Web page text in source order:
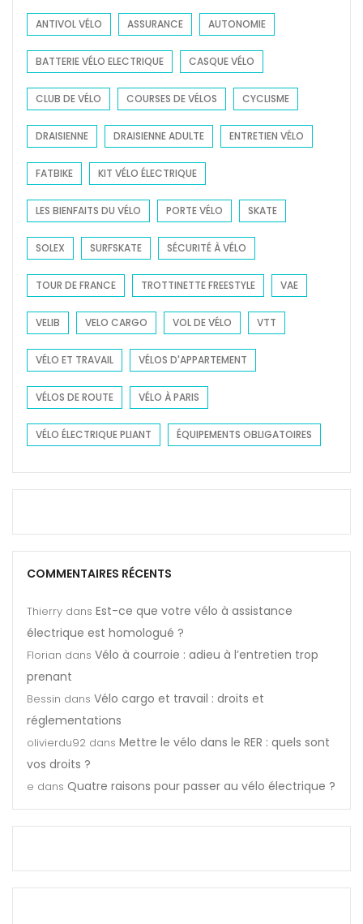
r
:
ANTIVOL VÉLO ASSURANCE AUTONOMIE
BATTERIE VÉLO ELECTRIQUE CASQUE VÉLO
CLUB DE VÉLO COURSES DE VÉLOS CYCLISME
DRAISIENNE DRAISIENNE ADULTE ENTRETIEN VÉLO
FATBIKE KIT VÉLO ÉLECTRIQUE
LES BIENFAITS DU VÉLO PORTE VÉLO SKATE
SOLEX SURFSKATE SÉCURITÉ À VÉLO
TOUR DE FRANCE TROTTINETTE FREESTYLE VAE
VELIB VELO CARGO VOL DE VÉLO VTT
VÉLO ET TRAVAIL VÉLOS D'APPARTEMENT
VÉLOS DE ROUTE VÉLO À PARIS
VÉLO ÉLECTRIQUE PLIANT ÉQUIPEMENTS OBLIGATOIRES
COMMENTAIRES RÉCENTS
Thierry dans Est-ce que votre vélo à assistance
électrique est homologué ?
Florian dans Vélo à courroie : adieu à l’entretien trop
prenant
Bessin dans Vélo cargo et travail : droits et
réglementations
olivierdu92 dans Mettre le vélo dans le RER : quels sont
vos droits ?
e dans Quatre raisons pour passer au vélo électrique ?